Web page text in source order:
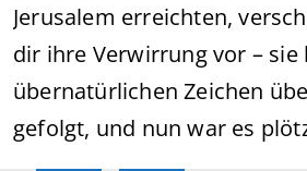
Jerusalem erreichten,
dir ihre Verwirrung vor – sie
übernatürlichen Zeichen
gefolgt, und nun war es